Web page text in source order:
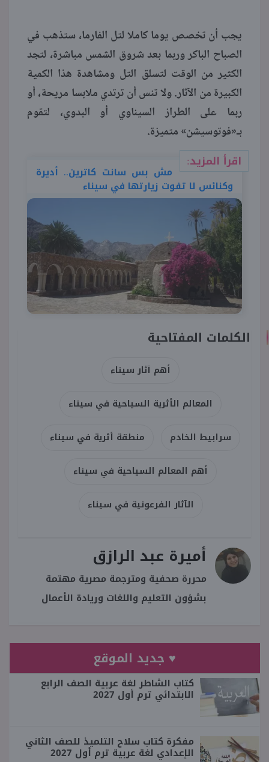
يجب أن تخصص يوما كاملا لتل الفارما، ستذهب في
الصباح الباكر وربما بعد شروق الشمس مباشرة، لتجد
الكثير من الوقت لتسلق التل ومشاهدة هذا الكمية
الكبيرة من الآثار. ولا تنس أن ترتدي ملابسا مريحة، أو
ربما على الطراز السيناوي أو البدوي، لتقوم
بـ«فوتوسيشن» متميزة.
اقرأ المزيد:
مش بس سانت كاترين.. أديرة
وكنائس لا تفوت زيارتها في سيناء
الكلمات المفتاحية
أهم آثار سيناء
المعالم الأثرية السياحية في سيناء
سرابيط الخادم منطقة أثرية في سيناء
أهم المعالم السياحية في سيناء
الآثار الفرعونية في سيناء
أميرة عبد الرازق
محررة صحفية ومترجمة مصرية مهتمة
بشؤون التعليم واللغات وريادة الأعمال
♥ جديد الموقع
كتاب الشاطر لغة عربية الصف الرابع
الابتدائي ترم أول 2027
مفكرة كتاب سلاح التلميذ للصف الثاني
الإعدادي لغة عربية ترم أول 2027